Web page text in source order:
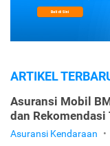
ARTIKEL
Asuransi Mobil
dan Rekomendasi
Asuransi Kendaraan •